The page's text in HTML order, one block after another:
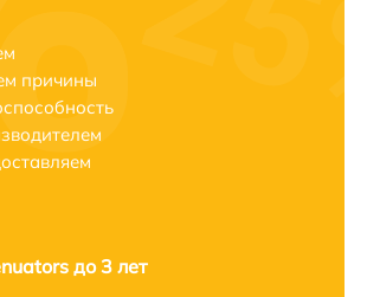
причины
до 3 лет